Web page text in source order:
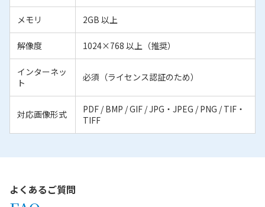
メモリ 2GB 以上
解像度 1024×768 以上（推奨）
インターネッ
ト
必須（ライセンス認証のため）
対応画像形式
PDF / BMP / GIF / JPG・JPEG / PNG / TIF・
TIFF
よくあるご質問